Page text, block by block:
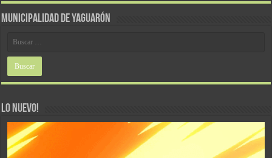
MUNICIPALIDAD DE YAGUARÓN
LO NUEVO!